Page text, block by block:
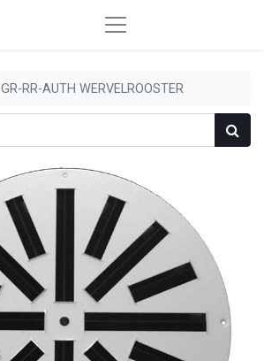
GR-RR-AUTH WERVELROOSTER